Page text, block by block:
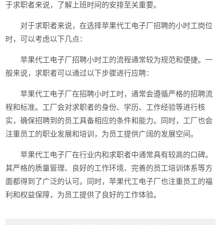
于求职者来说，了解上班时间的安排至关重要。
对于求职者来说，在选择苹果代工电子厂招聘的小时工岗位
时，可以考虑以下几点：
苹果代工电子厂招聘小时工的流程通常较为规范和便捷。一
般来说，求职者可以通过以下步骤进行应聘：
苹果代工电子厂在招聘小时工时，通常会遵循严格的招聘流
程和标准。工厂会对求职者的身份、学历、工作经验等进行核
实，确保招聘到的员工具备相应的条件和能力。同时，工厂也会
注重员工的职业发展和培训，为员工提供广阔的发展空间。
苹果代工电子厂在行业内和求职者中通常具有较高的口碑。
其严格的质量管理、良好的工作环境、完善的员工培训体系等方
面都得到了广泛的认可。同时，苹果代工电子厂也注重员工的福
利和权益保障，为员工提供了良好的工作体验。